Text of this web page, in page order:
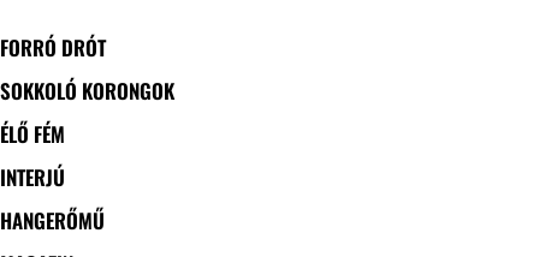
FORRÓ DRÓT
SOKKOLÓ KORONGOK
ÉLŐ FÉM
INTERJÚ
HANGERŐMŰ